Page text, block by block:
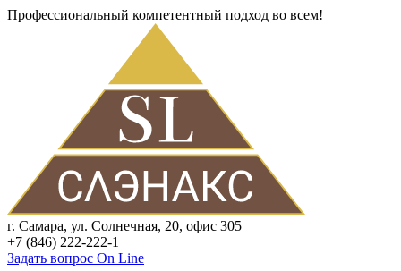
Профессиональный компетентный подход во всем!
г. Самара, ул. Солнечная, 20, офис 305
+7 (846) 222-222-1
Задать вопрос On Line